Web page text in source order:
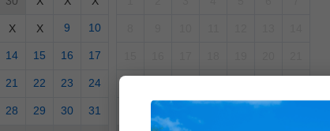
X X 9 10
14 15 16 17
21 22 23 24
28 29 30 31